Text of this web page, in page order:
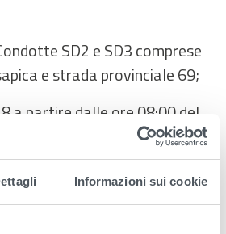
Informazioni sui cookie
SD2 e SD3 comprese
e strada provinciale 69;
a partire dalle ore 08:00 del
alle ore 08:00 del
lavori di manutenzione